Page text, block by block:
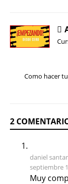
Como hacer
2
daniel
septiembre
Muy